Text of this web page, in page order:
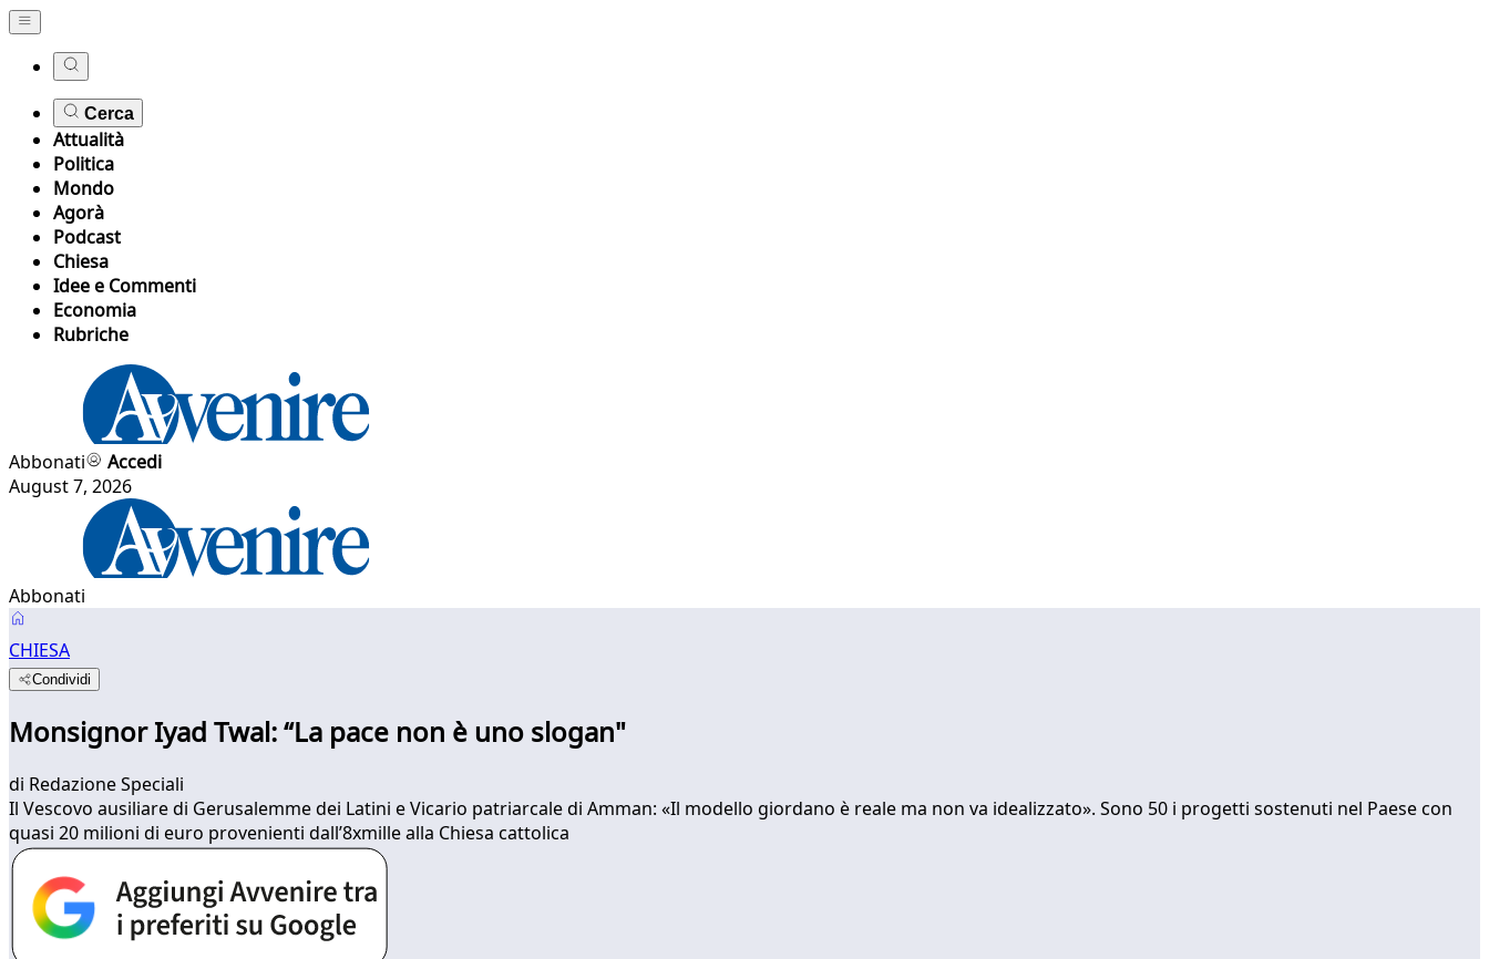
Cerca
Attualità
Politica
Mondo
Agorà
Podcast
Chiesa
Idee e Commenti
Economia
Rubriche
Abbonati
Accedi
August 7, 2026
Abbonati
CHIESA
Condividi
Monsignor Iyad Twal: “La pace non è uno slogan"
di Redazione Speciali
Il Vescovo ausiliare di Gerusalemme dei Latini e Vicario patriarcale di Amman: «Il modello giordano è reale ma non va idealizzato». Sono 50 i progetti sostenuti nel Paese con
quasi 20 milioni di euro provenienti dall’8xmille alla Chiesa cattolica